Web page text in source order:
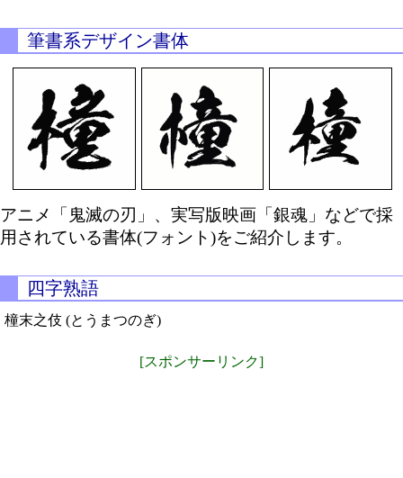
筆書系デザイン書体
アニメ「鬼滅の刃」、実写版映画「銀魂」などで採
用されている書体(フォント)をご紹介します。
四字熟語
橦末之伎 (とうまつのぎ)
[スポンサーリンク]